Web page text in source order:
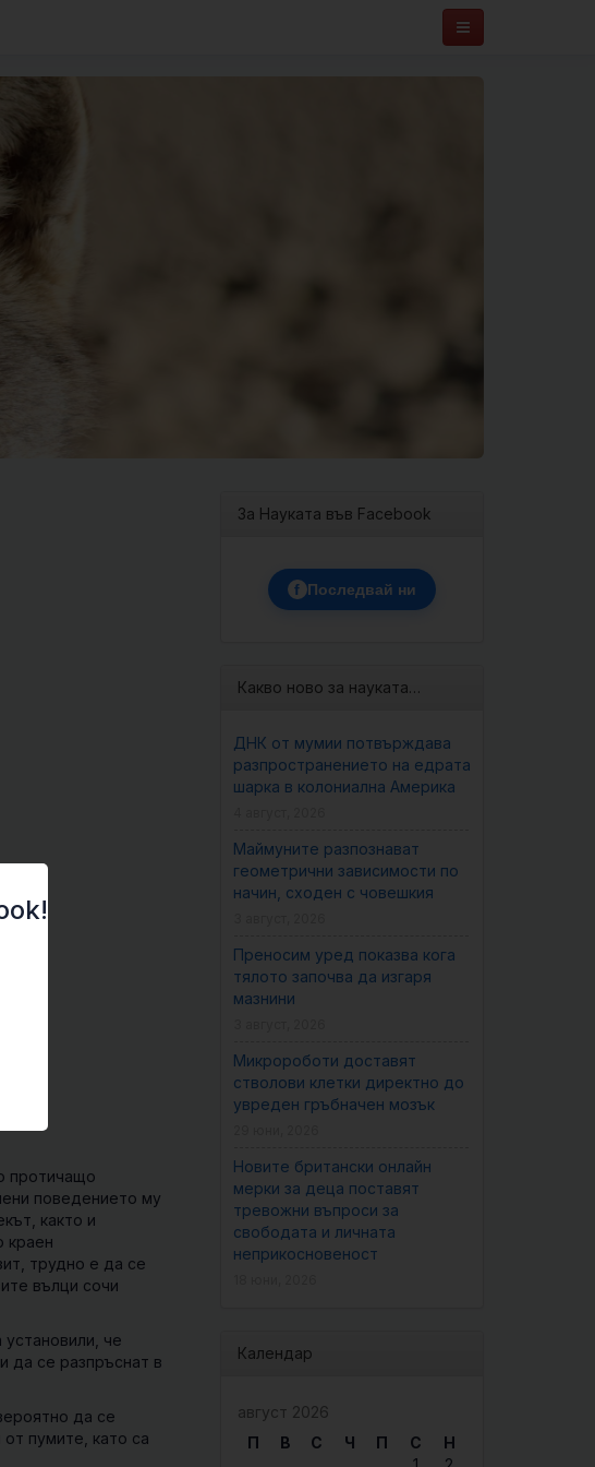
протичащо
поведението му
както и
краен
трудно е да се
вълци сочи
че
да се разпръснат в
да се
пумите, като са
За Науката във Facebook
f Последвай ни
Какво ново за науката…
ДНК от мумии потвърждава
разпространението на едрата
шарка в колониална Америка
Маймуните разпознават
геометрични зависимости по
начин, сходен с човешкия
Преносим уред показва кога
тялото започва да изгаря
мазнини
Микророботи доставят
стволови клетки директно до
увреден гръбначен мозък
Новите британски онлайн
мерки за деца поставят
тревожни въпроси за
свободата и личната
неприкосновеност
Календар
август 2026
П
В С Ч П С
Н